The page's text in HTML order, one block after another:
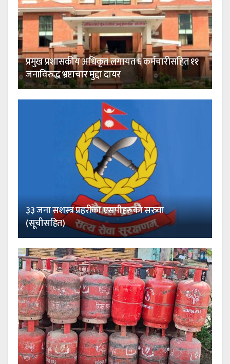
प्रमुख प्रशासकीय अधिकृत लगायत ६ कर्मचारीसहित ११
जनाविरुद्ध भ्रष्टाचार मुद्दा दायर
३३ जना सशस्त्र प्रहरीका एसपीहरूको सरुवा
(सूचीसहित)